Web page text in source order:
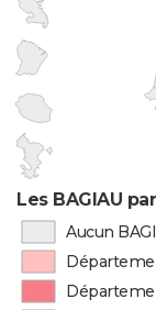
Les BAGIAU
Aucun